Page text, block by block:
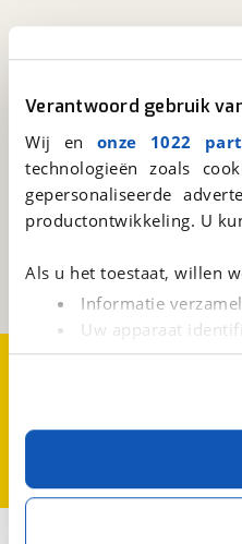
Verantwoord gebruik
Wij en onze 1022
technologieën zoals
gepersonaliseerde
productontwikkeling. U
Als u het toestaat, willen
Informatie
Uw apparaat
Lees meer over hoe uw
Met cookies en
cookies zorgen ervoor
verbeteren. We tonen je
buiten onze website
viaBOVAG.nl
Kosterijland 15
Een initiatief van
BOVAG
viaBOVAG.nl app
Download 'm nu.
Over viaBOVAG.nlDisclaimer-